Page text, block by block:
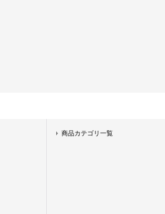
商品カテゴリ一覧